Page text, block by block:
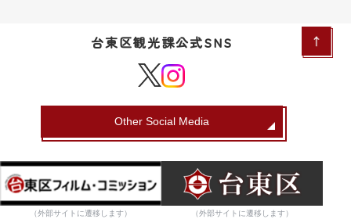
台東区観光課公式SNS
Other Social Media
（外部サイトに遷移します） （外部サイトに遷移します）